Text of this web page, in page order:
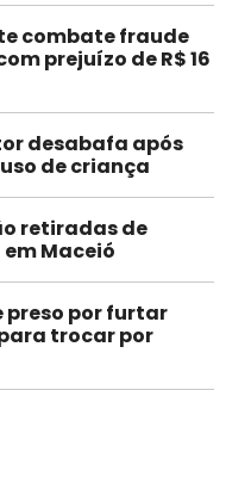
combate fraude
prejuízo de R$ 16
desabafa após
de criança
retiradas de
Maceió
preso por furtar
trocar por